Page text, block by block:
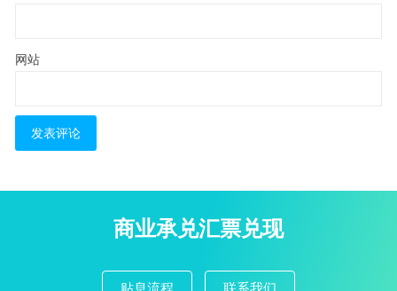
网站
商业承兑汇票兑现
贴息流程 联系我们